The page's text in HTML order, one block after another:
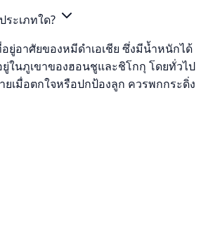
ะเภทใด?
ยู่อาศัยของหมีดำเอเชีย ซึ่งมีน้ำหนักได้
ยู่ในภูเขาของฮอนชูและชิโกกุ โดยทั่วไป
เมื่อตกใจหรือปกป้องลูก ควรพกกระดิ่ง